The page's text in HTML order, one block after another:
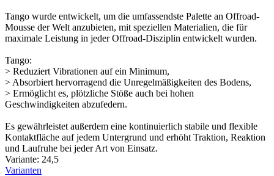
Tango wurde entwickelt, um die umfassendste Palette an Offroad-
Mousse der Welt anzubieten, mit speziellen Materialien, die für
maximale Leistung in jeder Offroad-Disziplin entwickelt wurden.
Tango:
> Reduziert Vibrationen auf ein Minimum,
> Absorbiert hervorragend die Unregelmäßigkeiten des Bodens,
> Ermöglicht es, plötzliche Stöße auch bei hohen
Geschwindigkeiten abzufedern.
Es gewährleistet außerdem eine kontinuierlich stabile und flexible
Kontaktfläche auf jedem Untergrund und erhöht Traktion, Reaktion
und Laufruhe bei jeder Art von Einsatz.
Variante: 24,5
Varianten